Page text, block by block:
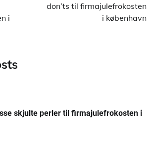
i
don’ts til firmajulefrokosten
i københavn
skjulte perler til firmajulefrokosten i